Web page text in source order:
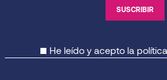
He leído y acepto la